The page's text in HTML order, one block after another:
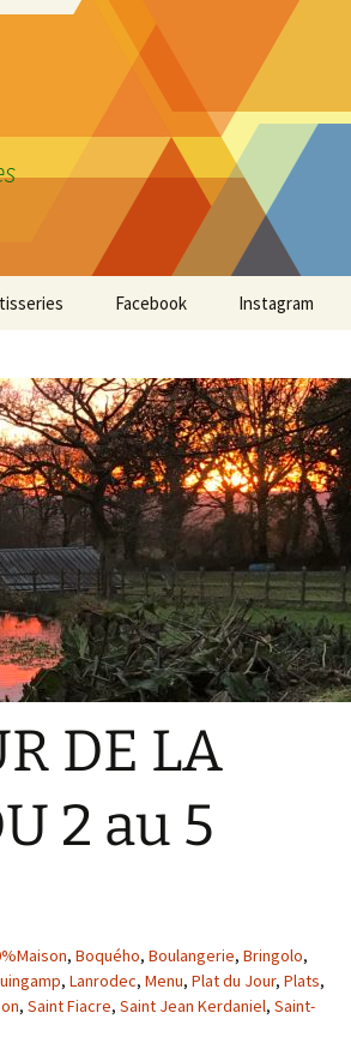
Facebook Instagram
DE LA
2 au 5
, Boquého, Boulangerie, Bringolo,
, Lanrodec, Menu, Plat du Jour, Plats,
, Saint Fiacre, Saint Jean Kerdaniel, Saint-